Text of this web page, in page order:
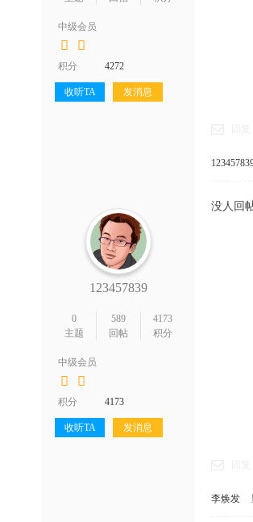
中级会员
积分 4272
收听TA 发消息
123457839
0
主题
589
回帖
4173
积分
中级会员
积分 4173
收听TA 发消息
没人回
李焕发